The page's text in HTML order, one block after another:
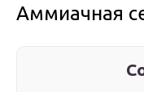
Аммиачная